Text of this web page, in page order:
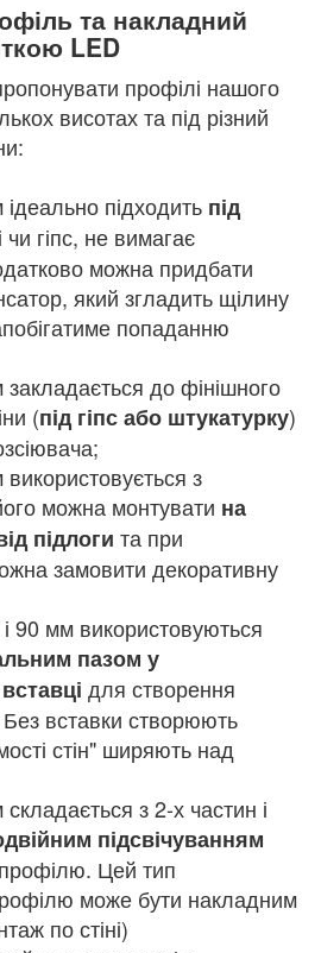
та накладний
LED
профілі нашого
висотах та під різний
підходить під
чи гіпс, не вимагає
можна придбати
який згладить щілину
попаданню
до фінішного
(під гіпс або штукатурку)
з
можна монтувати на
підлоги та при
замовити декоративну
90 мм використовуються
пазом у
для створення
Без вставки створюють
стін" ширяють над
з 2-х частин і
підсвічуванням
профілю. Цей тип
може бути накладним
по стіні)